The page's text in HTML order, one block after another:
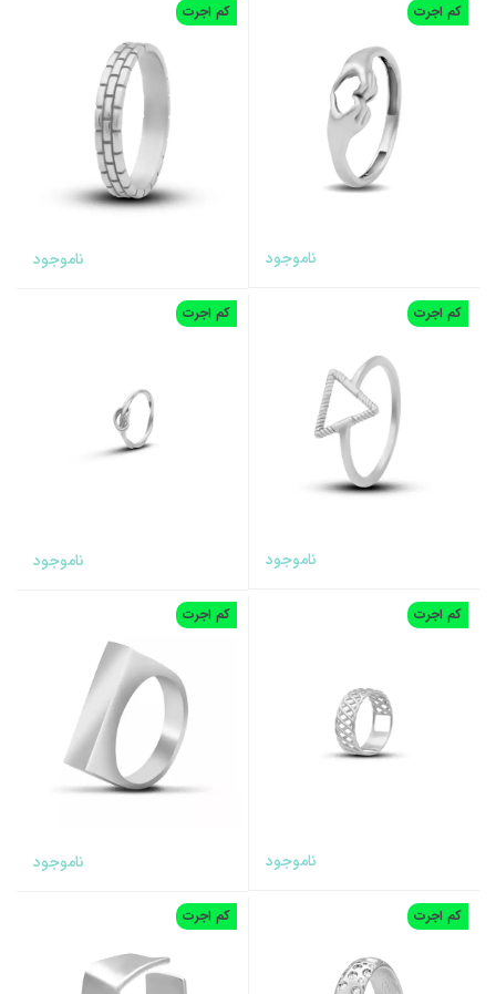
کم اجرت
ناموجود
کم اجرت
ناموجود
کم اجرت
ناموجود
کم اجرت
ناموجود
کم اجرت
ناموجود
کم اجرت
ناموجود
کم اجرت کم اجرت